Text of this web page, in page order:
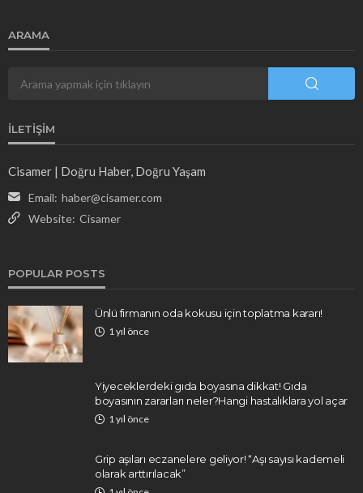
ARAMA
İLETIŞIM
Cisamer | Doğru Haber, Doğru Yaşam
Email: haber@cisamer.com
Website: Cisamer
POPULAR POSTS
Ünlü firmanın oda kokusu için toplatma kararı!
1 yıl önce
Yiyeceklerdeki gıda boyasına dikkat! Gıda
boyasının zararları neler?Hangi hastalıklara yol açar
1 yıl önce
Grip aşıları eczanelere geliyor! “Aşı sayısı kademeli
olarak arttırılacak”